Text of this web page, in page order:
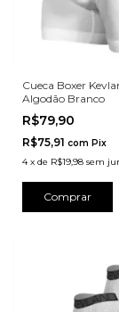
Cueca Boxer
Algodão Branco
R$79,90
R$75,91 com Pix
4 x de R$19,98 sem
Comprar